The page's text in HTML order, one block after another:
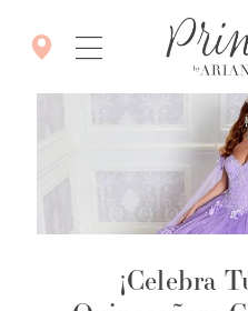
¡Celebra